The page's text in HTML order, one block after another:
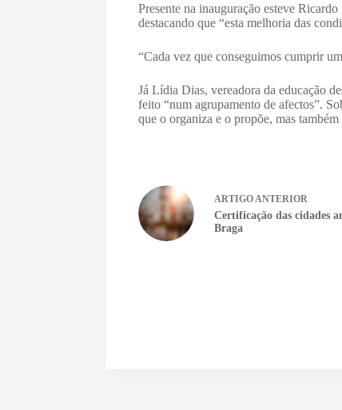
Presente na inauguração esteve
destacando que “esta melhoria das
“Cada vez que conseguimos cumprir
Já Lídia Dias, vereadora da educação
feito “num agrupamento de afectos”.
que o organiza e o propõe, mas
ARTIGOANTERIOR
Certificação das cidades
Braga